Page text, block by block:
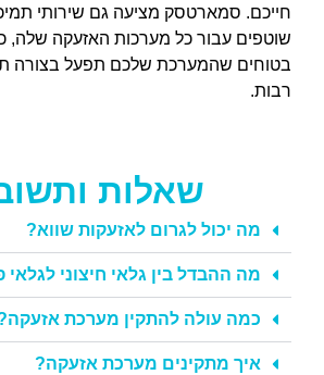
חייכם. סמארטסק מציעה גם שירותי
שוטפים עבור כל מערכות האזעקה שלה,
בטוחים שהמערכת שלכם תפעל בצורה
רבות.
שאלות
מה יכול לגרום לאזעקות שווא?
מה ההבדל בין גלאי חיצוני לגלאי
כמה עולה להתקין מערכת
איך מתקינים מערכת אזעקה?